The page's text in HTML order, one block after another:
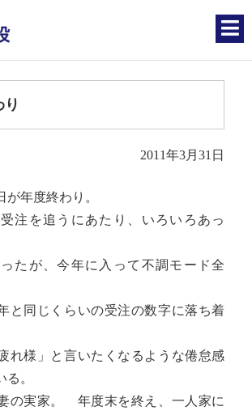
り
2011年3月31日
年度終わり。
注を追うにあたり、いろいろあっ
たが、今年に入って不調モード全
と同じくらいの受注の数字に落ち着
れ様」と言いたくなるような倦怠感
。
の実家。 年度末を終え、一人家に